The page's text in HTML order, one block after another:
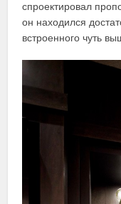
спроектировал
он находился
встроенного чуть